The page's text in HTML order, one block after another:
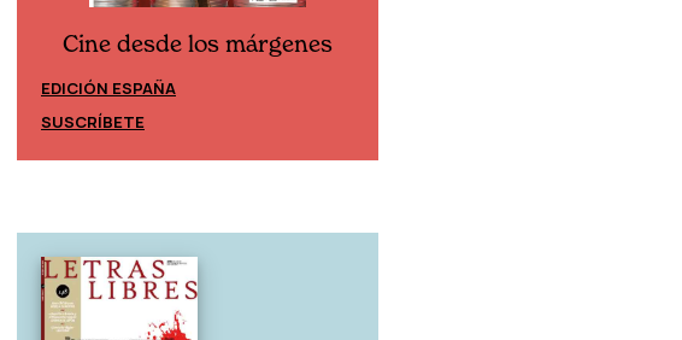
Cine desde los márgenes
EDICIÓN ESPAÑA
SUSCRÍBETE